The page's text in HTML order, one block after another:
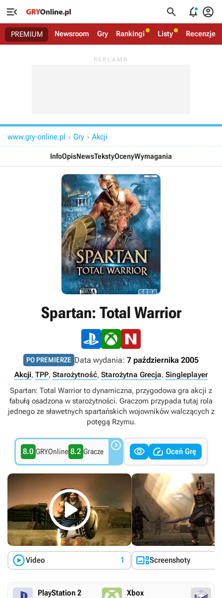
   
PREMIUM Newsroom Gry Rankingi Listy Recenzje
www.gry-online.pl  Gry  Akcji
InfoOpisNewsTekstyOcenyWymagania
Spartan: Total Warrior
PO PREMIERZE Data wydania: 7 października 2005
Akcji, TPP, Starożytność, Starożytna Grecja, Singleplayer
Spartan: Total Warrior to dynamiczna, przygodowa gra akcji z
fabułą osadzona w starożytności. Graczom przypada tutaj rola
jednego ze sławetnych spartańskich wojowników walczących z
potęgą Rzymu.
8.0 GRYOnline 8.2 Gracze    Oceń Grę

Video 1 Screenshoty
PlayStation 2 Xbox